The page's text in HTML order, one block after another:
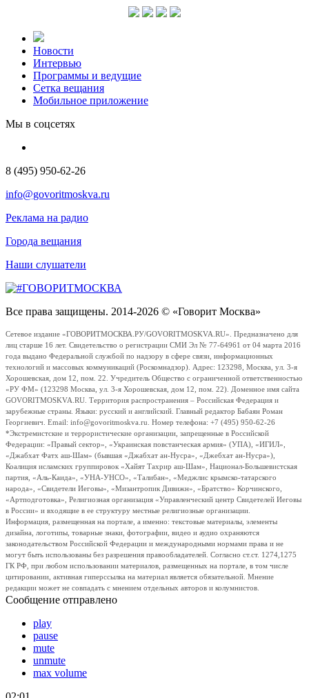
Новости
Интервью
Программы и ведущие
Сетка вещания
Мобильное приложение
Мы в соцсетях
8 (495) 950-62-26
info@govoritmoskva.ru
Реклама на радио
Города вещания
Наши слушатели
Все права защищены. 2014-2026 © «Говорит Москва»
Сетевое издание «ГОВОРИТМОСКВА.РУ/GOVORITMOSKVA.RU». Предназначено для
лиц старше 16 лет. Свидетельство о регистрации СМИ Эл № 77-64961 от 04 марта 2016
года выдано Федеральной службой по надзору в сфере связи, информационных
технологий и массовых коммуникаций (Роскомнадзор). Адрес: 123298, Москва, ул. 3-я
Хорошевская, дом 12, пом. 22. Учредитель Общество с ограниченной ответственностью
«РУ ФМ» (123298 Москва, ул. 3-я Хорошевская, дом 12, пом. 22). Доменное имя сайта
GOVORITMOSKVA.RU. Территория распространения – Российская Федерация и
зарубежные страны. Языки: русский и английский. Главный редактор Бабаян Роман
Георгиевич. Email: info@govoritmoskva.ru. Номер телефона: +7 (495) 950-62-26
*Экстремистские и террористические организации, запрещенные в Российской
Федерации: «Правый сектор», «Украинская повстанческая армия» (УПА), «ИГИЛ»,
«Джабхат Фатх аш-Шам» (бывшая «Джабхат ан-Нусра», «Джебхат ан-Нусра»),
Коалиция исламских группировок «Хайят Тахрир аш-Шам», Национал-Большевистская
партия, «Аль-Каида», «УНА-УНСО», «Талибан», «Меджлис крымско-татарского
народа», «Свидетели Иеговы», «Мизантропик Дивижн», «Братство» Корчинского,
«Артподготовка», Религиозная организация «Управленческий центр Свидетелей Иеговы
в России» и входящие в ее структуру местные религиозные организации.
Информация, размещенная на портале, а именно: текстовые материалы, элементы
дизайна, логотипы, товарные знаки, фотографии, видео и аудио охраняются
законодательством Российской Федерации и международными нормами права и не
могут быть использованы без разрешения правообладателей. Согласно ст.ст. 1274,1275
ГК РФ, при любом использовании материалов, размещенных на портале, в том числе
цитировании, активная гиперссылка на материал является обязательной. Мнение
редакции может не совпадать с мнением отдельных авторов и колумнистов.
Сообщение отправлено
play
pause
mute
unmute
max volume